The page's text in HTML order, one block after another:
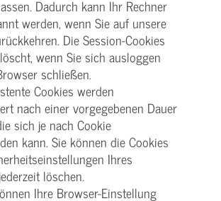
Dadurch kann Ihr Rechner
werden, wenn Sie auf unsere
Die Session-Cookies
wenn Sie sich ausloggen
schließen.
Cookies werden
nach einer vorgegebenen Dauer
sich je nach Cookie
kann. Sie können die Cookies
Ihres
löschen.
Ihre Browser-Einstellung